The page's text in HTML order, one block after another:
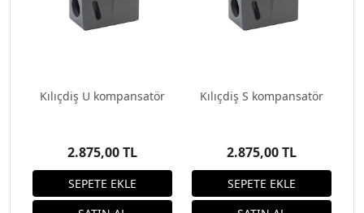
Kılıçdiş U kompansatör
2.875,00 TL
Kılıçdiş S kompansatör
2.875,00 TL